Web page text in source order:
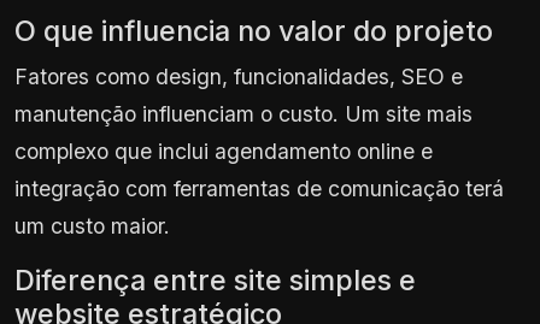
O que influencia no valor do projeto
Fatores como design, funcionalidades, SEO e
manutenção influenciam o custo. Um site mais
complexo que inclui agendamento online e
integração com ferramentas de comunicação terá
um custo maior.
Diferença entre site simples e
website estratégico